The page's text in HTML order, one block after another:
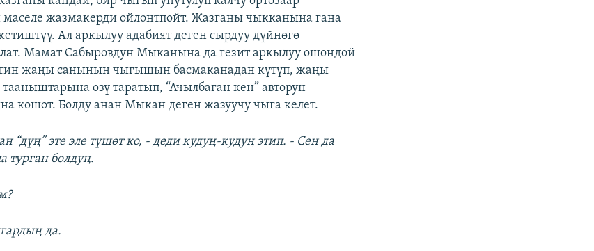
маселе жазмакерди ойлонтпойт. Жазганы чыкканына гана
Ал аркылуу адабият деген сырдуу дүйнөгө
Мамат Сабыровдун Мыканына да гезит аркылуу ошондой
жаңы санынын чыгышын басмаканадан күтүп, жаңы
өзү таратып, “Ачылбаган кен” авторун
кошот. Болду анан Мыкан деген жазуучу чыга келет.
“дүң” эте эле түшөт ко, - деди кудуң-кудуң этип. - Сен да
турган болдуң.
да.